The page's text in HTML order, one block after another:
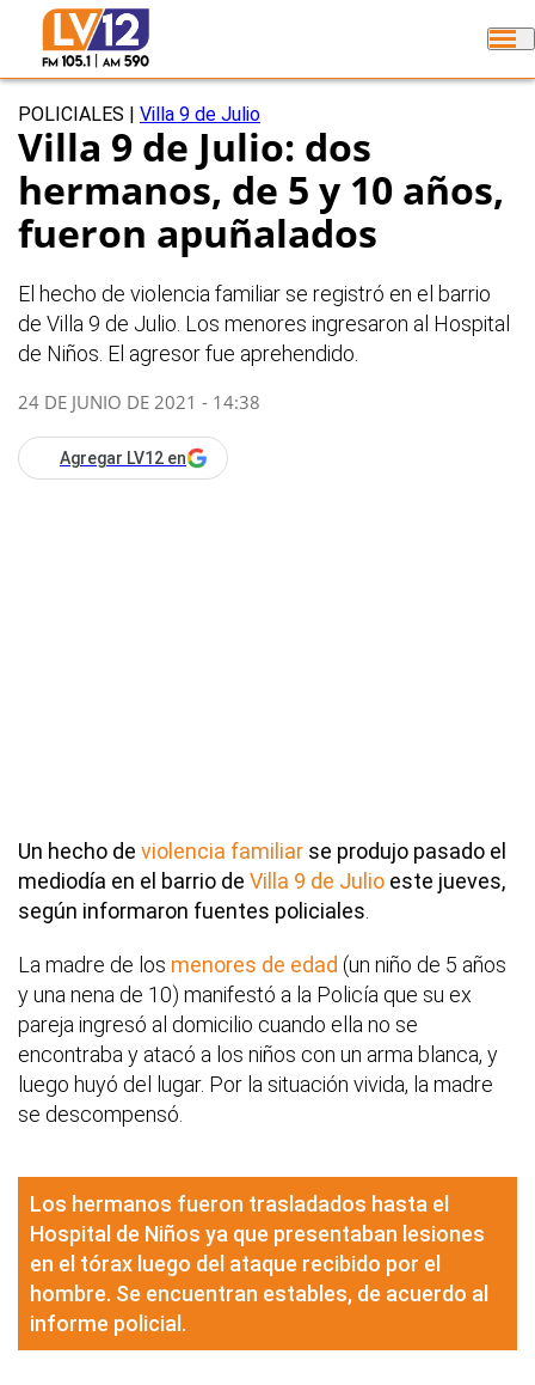
POLICIALES Villa 9 de Julio
Villa 9 de Julio: dos
hermanos, de 5 y 10 años,
fueron apuñalados
El hecho de violencia familiar se registró en el barrio
de Villa 9 de Julio. Los menores ingresaron al Hospital
de Niños. El agresor fue aprehendido.
24 DE JUNIO DE 2021 - 14:38
Agregar LV12 en
Un hecho de violencia familiar se produjo pasado el
mediodía en el barrio de Villa 9 de Julio este jueves,
según informaron fuentes policiales.
La madre de los menores de edad (un niño de 5 años
y una nena de 10) manifestó a la Policía que su ex
pareja ingresó al domicilio cuando ella no se
encontraba y atacó a los niños con un arma blanca, y
luego huyó del lugar. Por la situación vivida, la madre
se descompensó.
Los hermanos fueron trasladados hasta el
Hospital de Niños ya que presentaban lesiones
en el tórax luego del ataque recibido por el
hombre. Se encuentran estables, de acuerdo al
informe policial.